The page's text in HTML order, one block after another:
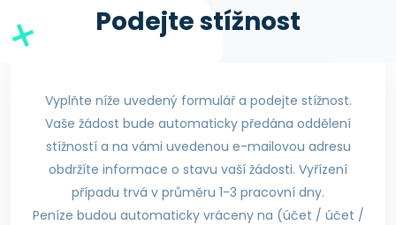
Podejte stížnost
Vyplňte níže uvedený formulář a podejte stížnost.
Vaše žádost bude automaticky předána oddělení
stížností a na vámi uvedenou e-mailovou adresu
obdržíte informace o stavu vaší žádosti. Vyřízení
případu trvá v průměru 1-3 pracovní dny.
Peníze budou automaticky vráceny na (účet / účet /